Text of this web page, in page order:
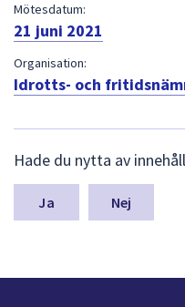
Mötesdatum:
21 juni 2021
Organisation:
Idrotts- och
ä
m
a
n
Hade du nytta av
Nej